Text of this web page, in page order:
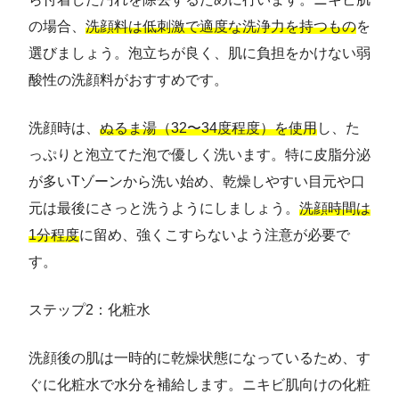
の場合、 洗顔料は低刺激で適度な洗浄力を持つものを
選びましょう。泡立ちが良く、肌に負担をかけない弱
酸性の洗顔料がおすすめです。
洗顔時は、 ぬるま湯（32〜34度程度）を使用し、た
っぷりと泡立てた泡で優しく洗います。特に皮脂分泌
が多いTゾーンから洗い始め、乾燥しやすい目元や口
元は最後にさっと洗うようにしましょう。 洗顔時間は
1分程度に留め、強くこすらないよう注意が必要で
す。
ステップ2：化粧水
洗顔後の肌は一時的に乾燥状態になっているため、す
ぐに化粧水で水分を補給します。ニキビ肌向けの化粧